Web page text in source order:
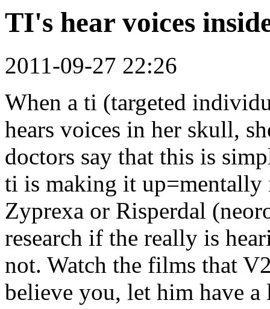
TI's hear voices
2011-09-27 22:26
When a ti (targeted
hears voices in her skull,
doctors say that this is
ti is making it
Zyprexa or Risperdal
research if the really is
not. Watch the films that
believe you, let him have